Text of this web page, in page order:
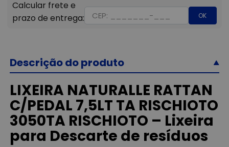
OK
Descrição do produto
LIXEIRA NATURALLE RATTAN
C/PEDAL 7,5LT TA RISCHIOTO
3050TA RISCHIOTO – Lixeira
para Descarte de resíduos